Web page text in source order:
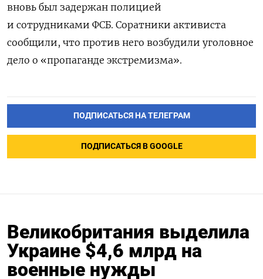
вновь был задержан полицией
и сотрудниками ФСБ. Соратники активиста
сообщили, что против него возбудили уголовное
дело о «пропаганде экстремизма».
ПОДПИСАТЬСЯ НА ТЕЛЕГРАМ
ПОДПИСАТЬСЯ В GOOGLE
Великобритания выделила
Украине $4,6 млрд на
военные нужды